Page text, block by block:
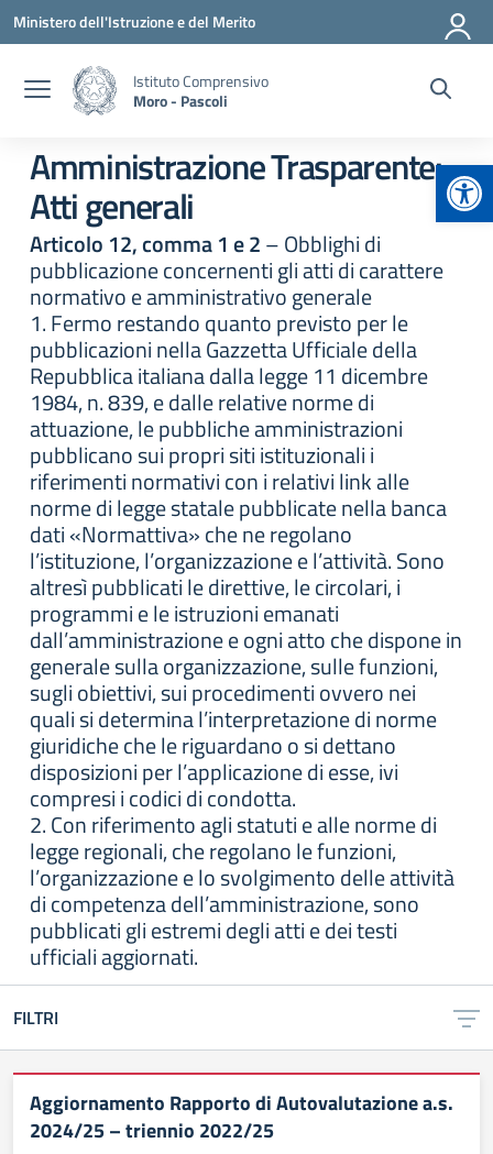
Vai ai contenuti
Vai al menu di navigazione
Vai al footer
Ministero dell'Istruzione e del Merito
Istituto Comprensivo
Moro - Pascoli
Amministrazione Trasparente:
Atti generali
Articolo 12, comma 1 e 2– Obblighi di
pubblicazione concernenti gli atti di carattere
normativo e amministrativo generale
1. Fermo restando quanto previsto per le
pubblicazioni nella Gazzetta Ufficiale della
Repubblica italiana dalla legge 11 dicembre
1984, n. 839, e dalle relative norme di
attuazione, le pubbliche amministrazioni
pubblicano sui propri siti istituzionali i
riferimenti normativi con i relativi link alle
norme di legge statale pubblicate nella banca
dati «Normattiva» che ne regolano
l’istituzione, l’organizzazione e l’attività. Sono
altresì pubblicati le direttive, le circolari, i
programmi e le istruzioni emanati
dall’amministrazione e ogni atto che dispone in
generale sulla organizzazione, sulle funzioni,
sugli obiettivi, sui procedimenti ovvero nei
quali si determina l’interpretazione di norme
giuridiche che le riguardano o si dettano
disposizioni per l’applicazione di esse, ivi
compresi i codici di condotta.
2. Con riferimento agli statuti e alle norme di
legge regionali, che regolano le funzioni,
l’organizzazione e lo svolgimento delle attività
di competenza dell’amministrazione, sono
pubblicati gli estremi degli atti e dei testi
ufficiali aggiornati.
FILTRI
Aggiornamento Rapporto di Autovalutazione a.s.
2024/25 – triennio 2022/25